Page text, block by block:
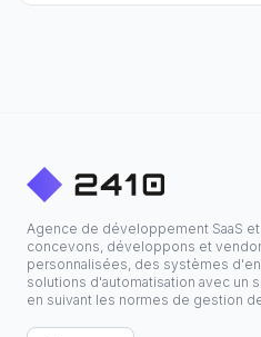
Agence de développement SaaS
concevons, développons et
personnalisées, des systèmes
solutions d'automatisation avec un
en suivant les normes de gestion